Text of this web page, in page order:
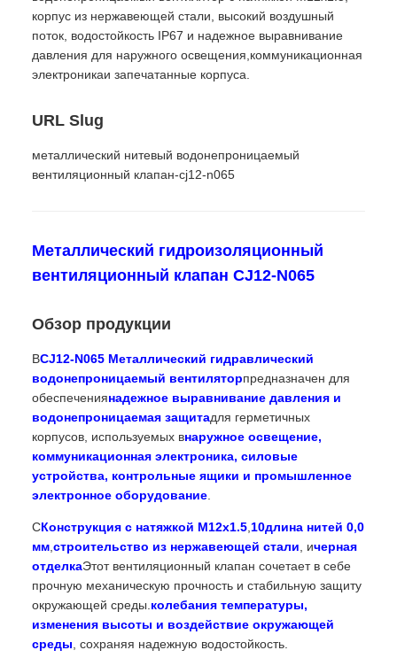
корпус из нержавеющей стали, высокий воздушный
поток, водостойкость IP67 и надежное выравнивание
давления для наружного освещения,коммуникационная
электроникаи запечатанные корпуса.
URL Slug
металлический нитевый водонепроницаемый
вентиляционный клапан-cj12-n065
Металлический гидроизоляционный
вентиляционный клапан CJ12-N065
Обзор продукции
ВCJ12-N065 Металлический гидравлический
водонепроницаемый вентиляторпредназначен для
обеспечениянадежное выравнивание давления и
водонепроницаемая защитадля герметичных
корпусов, используемых внаружное освещение,
коммуникационная электроника, силовые
устройства, контрольные ящики и промышленное
электронное оборудование.
СКонструкция с натяжкой M12x1.5,10длина нитей 0,0
мм,строительство из нержавеющей стали, ичерная
отделкаЭтот вентиляционный клапан сочетает в себе
прочную механическую прочность и стабильную защиту
окружающей среды.колебания температуры,
изменения высоты и воздействие окружающей
среды, сохраняя надежную водостойкость.